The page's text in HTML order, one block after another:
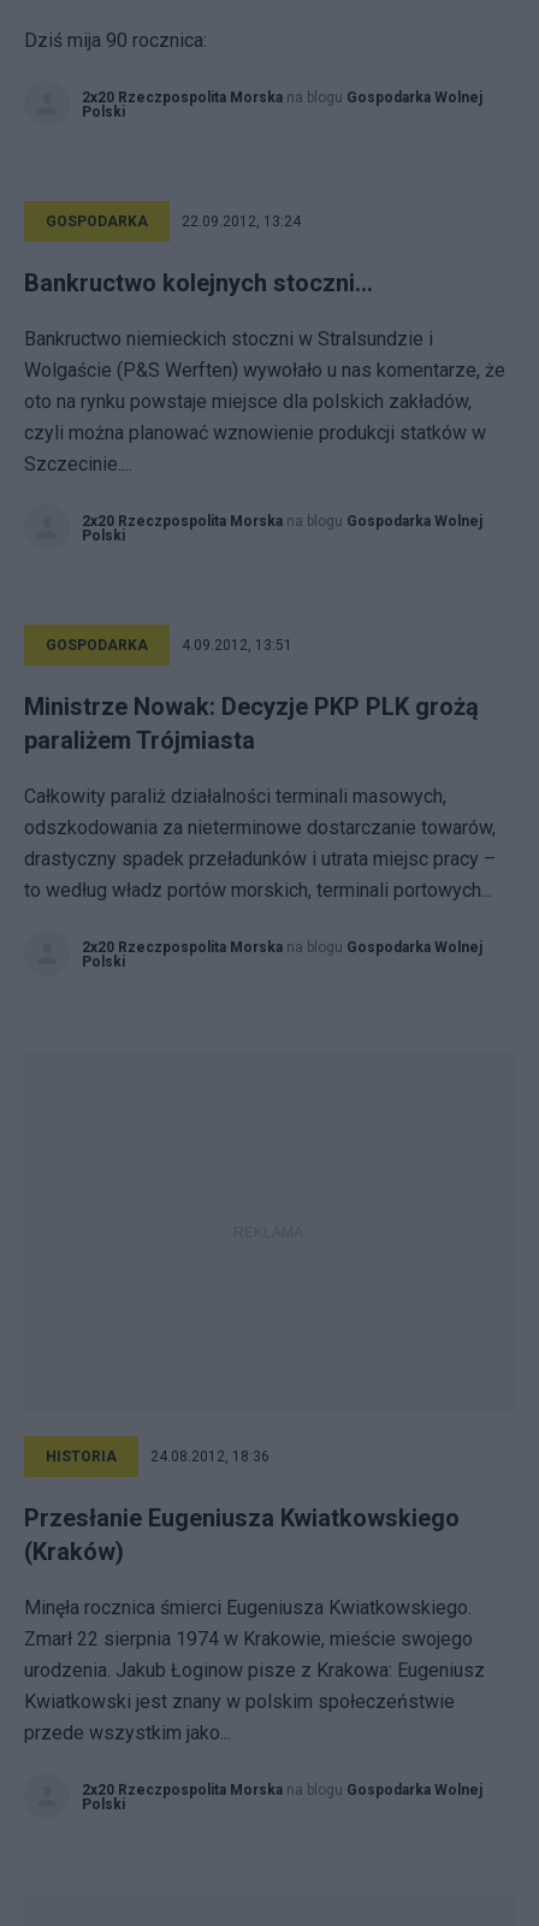
Dziś mija 90 rocznica:
2x20 Rzeczpospolita Morska na blogu Gospodarka Wolnej
Polski
GOSPODARKA 22.09.2012, 13:24
Bankructwo kolejnych stoczni...
Bankructwo niemieckich stoczni w Stralsundzie i
Wolgaście (P&S Werften) wywołało u nas komentarze, że
oto na rynku powstaje miejsce dla polskich zakładów,
czyli można planować wznowienie produkcji statków w
Szczecinie....
2x20 Rzeczpospolita Morska na blogu Gospodarka Wolnej
Polski
GOSPODARKA 4.09.2012, 13:51
Ministrze Nowak: Decyzje PKP PLK grożą
paraliżem Trójmiasta
Całkowity paraliż działalności terminali masowych,
odszkodowania za nieterminowe dostarczanie towarów,
drastyczny spadek przeładunków i utrata miejsc pracy –
to według władz portów morskich, terminali portowych...
2x20 Rzeczpospolita Morska na blogu Gospodarka Wolnej
Polski
HISTORIA 24.08.2012, 18:36
Przesłanie Eugeniusza Kwiatkowskiego
(Kraków)
Minęła rocznica śmierci Eugeniusza Kwiatkowskiego.
Zmarł 22 sierpnia 1974 w Krakowie, mieście swojego
urodzenia. Jakub Łoginow pisze z Krakowa: Eugeniusz
Kwiatkowski jest znany w polskim społeczeństwie
przede wszystkim jako...
2x20 Rzeczpospolita Morska na blogu Gospodarka Wolnej
Polski